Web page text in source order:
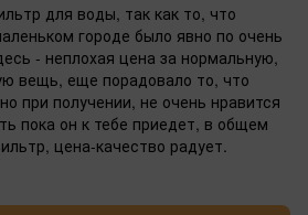
для воды, так как то, что
городе было явно по очень
- неплохая цена за нормальную,
вещь, еще порадовало то, что
при получении, не очень нравится
пока он к тебе приедет, в общем
цена-качество радует.